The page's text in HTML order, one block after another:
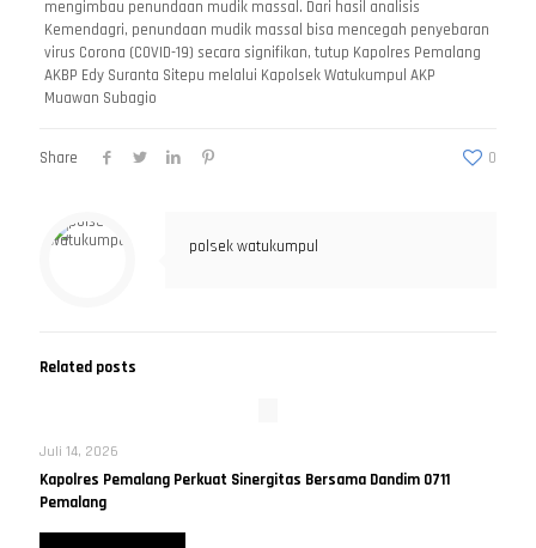
mengimbau penundaan mudik massal. Dari hasil analisis
Kemendagri, penundaan mudik massal bisa mencegah penyebaran
virus Corona (COVID-19) secara signifikan, tutup Kapolres Pemalang
AKBP Edy Suranta Sitepu melalui Kapolsek Watukumpul AKP
Muawan Subagio
Share 0
polsek watukumpul
Related posts
Juli 14, 2026
Kapolres Pemalang Perkuat Sinergitas Bersama Dandim 0711
Pemalang